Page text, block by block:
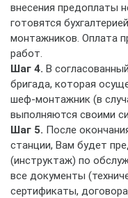
внесения предоплаты
готовятся
монтажников. Оплата
работ.
Шаг 4. В
бригада, которая
шеф-монтажник (в
выполняются своими
Шаг 5. После
станции, Вам будет
(инструктаж) по
все документы
сертификаты,